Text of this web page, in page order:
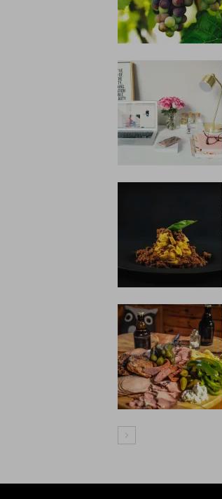
Articolo Successivo